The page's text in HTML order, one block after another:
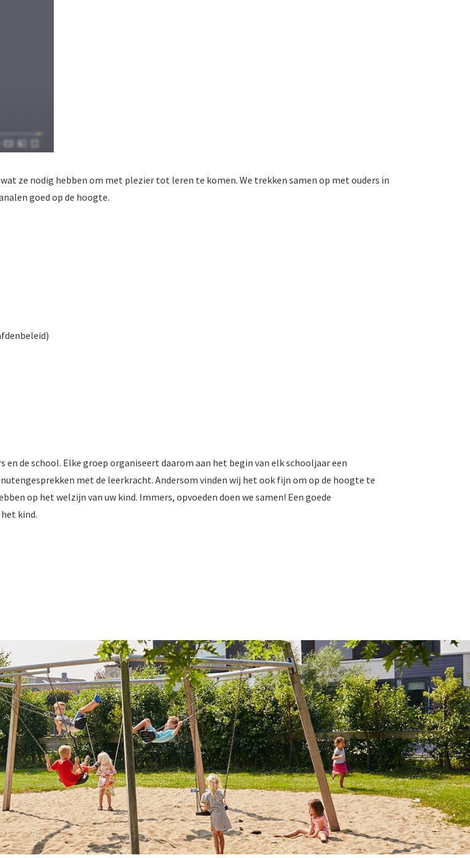
ze nodig hebben om met plezier tot leren te komen. We trekken samen op met ouders in
goed op de hoogte.
de school. Elke groep organiseert daarom aan het begin van elk schooljaar een
met de leerkracht. Andersom vinden wij het ook fijn om op de hoogte te
op het welzijn van uw kind. Immers, opvoeden doen we samen! Een goede
kind.